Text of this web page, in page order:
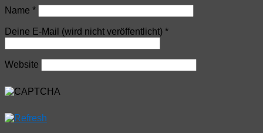
Name *
Deine E-Mail (wird nicht veröffentlicht) *
Website